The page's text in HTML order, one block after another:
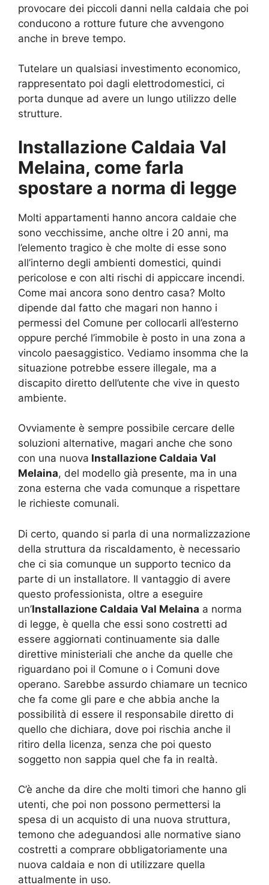
provocare dei piccoli danni nella caldaia che poi
conducono a rotture future che avvengono
anche in breve tempo.
Tutelare un qualsiasi investimento economico,
rappresentato poi dagli elettrodomestici, ci
porta dunque ad avere un lungo utilizzo delle
strutture.
Installazione Caldaia Val
Melaina, come farla
spostare a norma di legge
Molti appartamenti hanno ancora caldaie che
sono vecchissime, anche oltre i 20 anni, ma
l’elemento tragico è che molte di esse sono
all’interno degli ambienti domestici, quindi
pericolose e con alti rischi di appiccare incendi.
Come mai ancora sono dentro casa? Molto
dipende dal fatto che magari non hanno i
permessi del Comune per collocarli all’esterno
oppure perché l’immobile è posto in una zona a
vincolo paesaggistico. Vediamo insomma che la
situazione potrebbe essere illegale, ma a
discapito diretto dell’utente che vive in questo
ambiente.
Ovviamente è sempre possibile cercare delle
soluzioni alternative, magari anche che sono
con una nuova Installazione Caldaia Val
Melaina, del modello già presente, ma in una
zona esterna che vada comunque a rispettare
le richieste comunali.
Di certo, quando si parla di una normalizzazione
della struttura da riscaldamento, è necessario
che ci sia comunque un supporto tecnico da
parte di un installatore. Il vantaggio di avere
questo professionista, oltre a eseguire
un’Installazione Caldaia Val Melaina a norma
di legge, è quella che essi sono costretti ad
essere aggiornati continuamente sia dalle
direttive ministeriali che anche da quelle che
riguardano poi il Comune o i Comuni dove
operano. Sarebbe assurdo chiamare un tecnico
che fa come gli pare e che abbia anche la
possibilità di essere il responsabile diretto di
quello che dichiara, dove poi rischia anche il
ritiro della licenza, senza che poi questo
soggetto non sappia quel che fa in realtà.
C’è anche da dire che molti timori che hanno gli
utenti, che poi non possono permettersi la
spesa di un acquisto di una nuova struttura,
temono che adeguandosi alle normative siano
costretti a comprare obbligatoriamente una
nuova caldaia e non di utilizzare quella
attualmente in uso.